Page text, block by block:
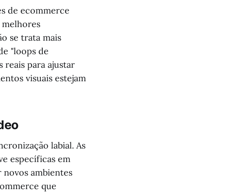
de ecommerce
melhores
se trata mais
"loops de
reais para ajustar
visuais estejam
labial. As
específicas em
ambientes
que